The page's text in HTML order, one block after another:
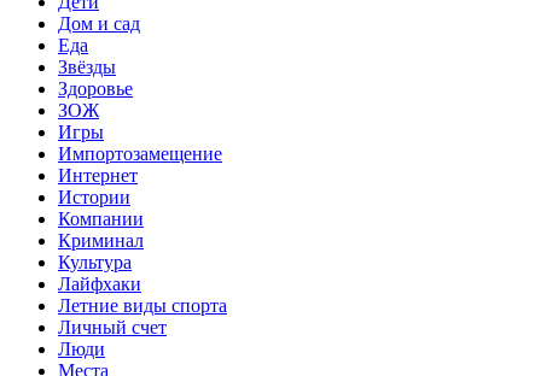
Дом и сад
Еда
Звёзды
Здоровье
ЗОЖ
Игры
Импортозамещение
Интернет
Истории
Компании
Криминал
Культура
Лайфхаки
Летние виды спорта
Личный счет
Люди
Места